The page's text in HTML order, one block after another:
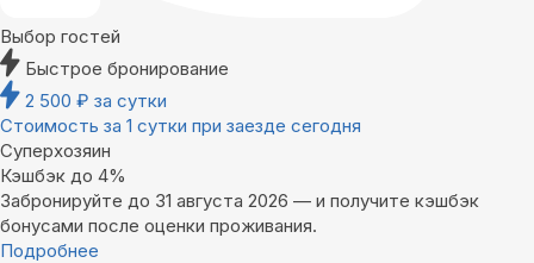
Выбор гостей
Быстрое бронирование
2 500 ₽ за сутки
Стоимость за 1 сутки при заезде сегодня
Суперхозяин
Кэшбэк до 4%
Забронируйте до 31 августа 2026 — и получите кэшбэк
бонусами после оценки проживания.
Подробнее